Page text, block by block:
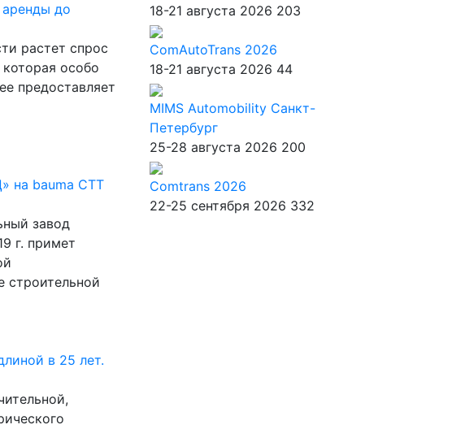
до
растет спрос
особо
предоставляет
на bauma CTT
завод
г. примет
строительной
в 25 лет.
18-21 августа 2026 203
ComAutoTrans 2026
18-21 августа 2026 44
MIMS Automobility Санкт-
Петербург
25-28 августа 2026 200
Comtrans 2026
22-25 сентября 2026 332